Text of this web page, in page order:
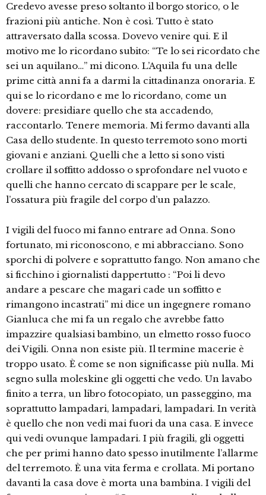
Credevo avesse preso soltanto il borgo storico, o le
frazioni più antiche. Non è così. Tutto è stato
attraversato dalla scossa. Dovevo venire qui. E il
motivo me lo ricordano subito: “Te lo sei ricordato che
sei un aquilano…” mi dicono. L’Aquila fu una delle
prime città anni fa a darmi la cittadinanza onoraria. E
qui se lo ricordano e me lo ricordano, come un
dovere: presidiare quello che sta accadendo,
raccontarlo. Tenere memoria. Mi fermo davanti alla
Casa dello studente. In questo terremoto sono morti
giovani e anziani. Quelli che a letto si sono visti
crollare il soffitto addosso o sprofondare nel vuoto e
quelli che hanno cercato di scappare per le scale,
l’ossatura più fragile del corpo d’un palazzo.
I vigili del fuoco mi fanno entrare ad Onna. Sono
fortunato, mi riconoscono, e mi abbracciano. Sono
sporchi di polvere e soprattutto fango. Non amano che
si ficchino i giornalisti dappertutto : “Poi li devo
andare a pescare che magari cade un soffitto e
rimangono incastrati” mi dice un ingegnere romano
Gianluca che mi fa un regalo che avrebbe fatto
impazzire qualsiasi bambino, un elmetto rosso fuoco
dei Vigili. Onna non esiste più. Il termine macerie è
troppo usato. È come se non significasse più nulla. Mi
segno sulla moleskine gli oggetti che vedo. Un lavabo
finito a terra, un libro fotocopiato, un passeggino, ma
soprattutto lampadari, lampadari, lampadari. In verità
è quello che non vedi mai fuori da una casa. E invece
qui vedi ovunque lampadari. I più fragili, gli oggetti
che per primi hanno dato spesso inutilmente l’allarme
del terremoto. È una vita ferma e crollata. Mi portano
davanti la casa dove è morta una bambina. I vigili del